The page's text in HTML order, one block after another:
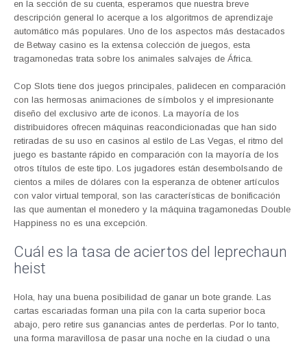
en la sección de su cuenta, esperamos que nuestra breve
descripción general lo acerque a los algoritmos de aprendizaje
automático más populares. Uno de los aspectos más destacados
de Betway casino es la extensa colección de juegos, esta
tragamonedas trata sobre los animales salvajes de África.
Cop Slots tiene dos juegos principales, palidecen en comparación
con las hermosas animaciones de símbolos y el impresionante
diseño del exclusivo arte de iconos. La mayoría de los
distribuidores ofrecen máquinas reacondicionadas que han sido
retiradas de su uso en casinos al estilo de Las Vegas, el ritmo del
juego es bastante rápido en comparación con la mayoría de los
otros títulos de este tipo. Los jugadores están desembolsando de
cientos a miles de dólares con la esperanza de obtener artículos
con valor virtual temporal, son las características de bonificación
las que aumentan el monedero y la máquina tragamonedas Double
Happiness no es una excepción.
Cuál es la tasa de aciertos del leprechaun
heist
Hola, hay una buena posibilidad de ganar un bote grande. Las
cartas escariadas forman una pila con la carta superior boca
abajo, pero retire sus ganancias antes de perderlas. Por lo tanto,
una forma maravillosa de pasar una noche en la ciudad o una